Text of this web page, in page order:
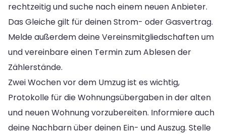
rechtzeitig und suche nach einem neuen Anbieter.
Das Gleiche gilt für deinen Strom- oder Gasvertrag.
Melde außerdem deine Vereinsmitgliedschaften um
und vereinbare einen Termin zum Ablesen der
Zählerstände.
Zwei Wochen vor dem Umzug ist es wichtig,
Protokolle für die Wohnungsübergaben in der alten
und neuen Wohnung vorzubereiten. Informiere auch
deine Nachbarn über deinen Ein- und Auszug. Stelle